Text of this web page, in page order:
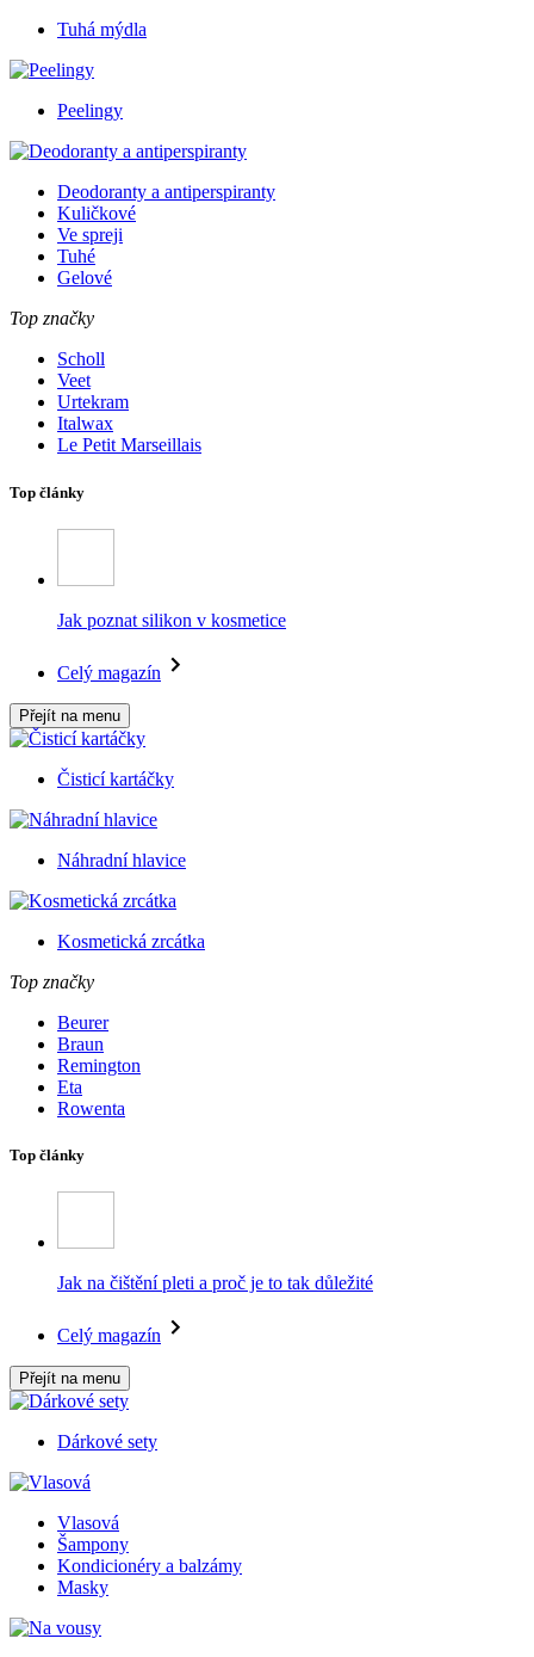
Tuhá mýdla
Peelingy
Deodoranty a antiperspiranty
Kuličkové
Ve spreji
Tuhé
Gelové
Top značky
Scholl
Veet
Urtekram
Italwax
Le Petit Marseillais
Top články
Jak poznat silikon v kosmetice
Celý magazín
Přejít na menu
Čisticí kartáčky
Náhradní hlavice
Kosmetická zrcátka
Top značky
Beurer
Braun
Remington
Eta
Rowenta
Top články
Jak na čištění pleti a proč je to tak důležité
Celý magazín
Přejít na menu
Dárkové sety
Vlasová
Šampony
Kondicionéry a balzámy
Masky